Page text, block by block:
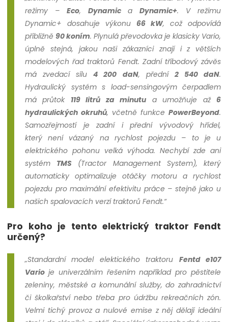
režimy – Eco, DynamicaDynamic+. V režimu
Dynamic+ dosahuje výkonu 66 kW, což odpovídá
přibližně 90 koním. Plynulá převodovka je klasicky Vario,
úplně stejná, jakou naši zákazníci znají i z větších
modelových řad traktorů Fendt. Zadní tříbodový závěs
má zvedací sílu4 200 daN, přední 2 540 daN.
Hydraulický systém s load-sensingovým čerpadlem
má průtok 119 litrů za minutu a umožňuje až 6
hydraulických okruhů, včetně funkce PowerBeyond.
Samozřejmostí je zadní i přední vývodový hřídel,
který není vázaný na rychlost pojezdu – to je u
elektrického pohonu velká výhoda. Nechybí zde ani
systém TMS (Tractor Management System), který
automaticky optimalizuje otáčky motoru a rychlost
pojezdu pro maximální efektivitu práce – stejně jako u
našich spalovacích verzí traktorů Fendt.“
Pro koho je tento elektrický traktor Fendt
určený?
„Standardní model elektického traktoru Fentd e107
Vario je univerzálním řešením například pro pěstitele
zeleniny, městské a komunální služby, do zahradnictví
či školkařství nebo třeba pro údržbu rekreačních zón.
Velmi tichý provoz a nulové emise z něj dělají ideální